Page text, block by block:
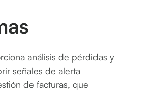
análisis de pérdidas y
señales de alerta
de facturas, que